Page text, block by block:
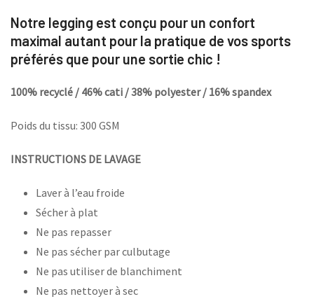
Notre legging est conçu pour un confort
maximal autant pour la pratique de vos sports
préférés que pour une sortie chic !
100% recyclé / 46% cati / 38% polyester / 16% spandex
Poids du tissu: 300 GSM
INSTRUCTIONS DE LAVAGE
Laver à l’eau froide
Sécher à plat
Ne pas repasser
Ne pas sécher par culbutage
Ne pas utiliser de blanchiment
Ne pas nettoyer à sec